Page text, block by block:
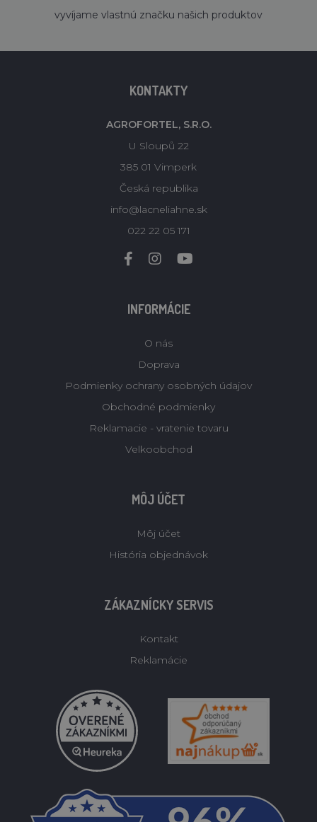
vyvíjame vlastnú značku našich produktov
KONTAKTY
AGROFORTEL, S.R.O.
U Sloupů 22
385 01 Vimperk
Česká republika
info@lacneliahne.sk
022 22 05 171
INFORMÁCIE
O nás
Doprava
Podmienky ochrany osobných údajov
Obchodné podmienky
Reklamacie - vratenie tovaru
Velkoobchod
MÔJ ÚČET
Môj účet
História objednávok
ZÁKAZNÍCKY SERVIS
Kontakt
Reklamácie